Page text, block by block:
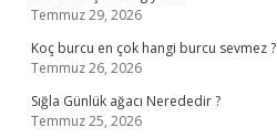
Temmuz 29, 2026
Koç burcu en çok hangi burcu sevmez ?
Temmuz 26, 2026
Sığla Günlük ağacı Nerededir ?
Temmuz 25, 2026